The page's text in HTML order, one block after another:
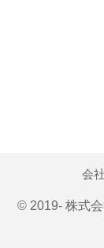
会
© 2019- 株式